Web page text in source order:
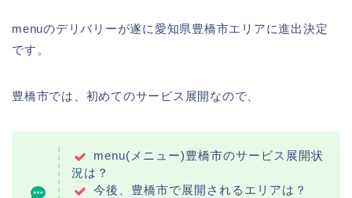
menuのデリバリーが遂に愛知県豊橋市エリアに進出決定
です。
豊橋市では、初めてのサービス展開なので、
menu(メニュー)豊橋市のサービス展開状
況は？
今後、豊橋市で展開されるエリアは？